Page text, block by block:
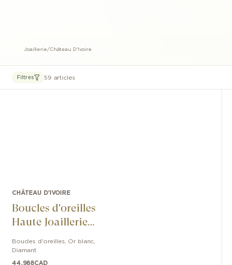
Joaillerie/Château D'Ivoire
Filtres 59 articles
CHÂTEAU D'IVOIRE
Boucles d'oreilles
Haute Joaillerie
Château
Boucles d'oreilles Or blanc
Diamant
44,988CAD